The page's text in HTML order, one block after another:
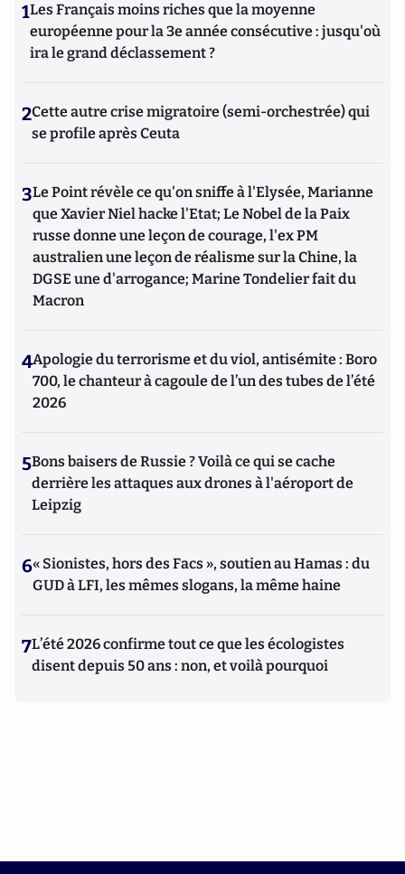
1Les Français moins riches que la moyenne
européenne pour la 3e année consécutive : jusqu'où
ira le grand déclassement ?
2Cette autre crise migratoire (semi-orchestrée) qui
se profile après Ceuta
3Le Point révèle ce qu'on sniffe à l'Elysée, Marianne
que Xavier Niel hacke l'Etat; Le Nobel de la Paix
russe donne une leçon de courage, l'ex PM
australien une leçon de réalisme sur la Chine, la
DGSE une d'arrogance; Marine Tondelier fait du
Macron
4Apologie du terrorisme et du viol, antisémite : Boro
700, le chanteur à cagoule de l’un des tubes de l’été
2026
5Bons baisers de Russie ? Voilà ce qui se cache
derrière les attaques aux drones à l'aéroport de
Leipzig
6« Sionistes, hors des Facs », soutien au Hamas : du
GUD à LFI, les mêmes slogans, la même haine
7L’été 2026 confirme tout ce que les écologistes
disent depuis 50 ans : non, et voilà pourquoi